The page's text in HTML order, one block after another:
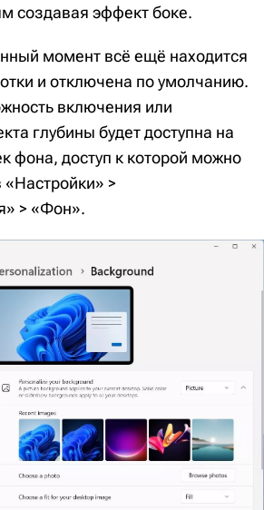
создавая эффект боке.
момент всё ещё находится
и отключена по умолчанию.
включения или
глубины будет доступна на
фона, доступ к которой можно
>
> «Фон».